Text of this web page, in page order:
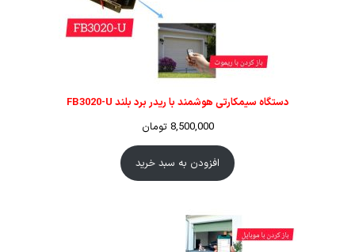
دستگاه سیمکارتی هوشمند با ریدر برد بلند FB3020-U
8,500,000 تومان
افزودن به سبد خرید